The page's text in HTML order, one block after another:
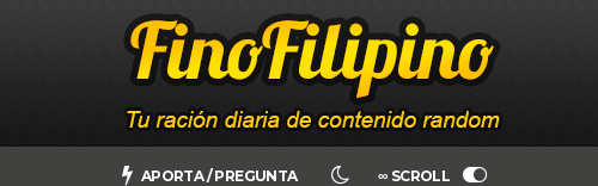
APORTA / PREGUNTA ∞ SCROLL